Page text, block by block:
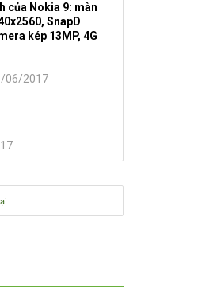
của Nokia 9: màn
SnapD
kép 13MP, 4G
06/2017